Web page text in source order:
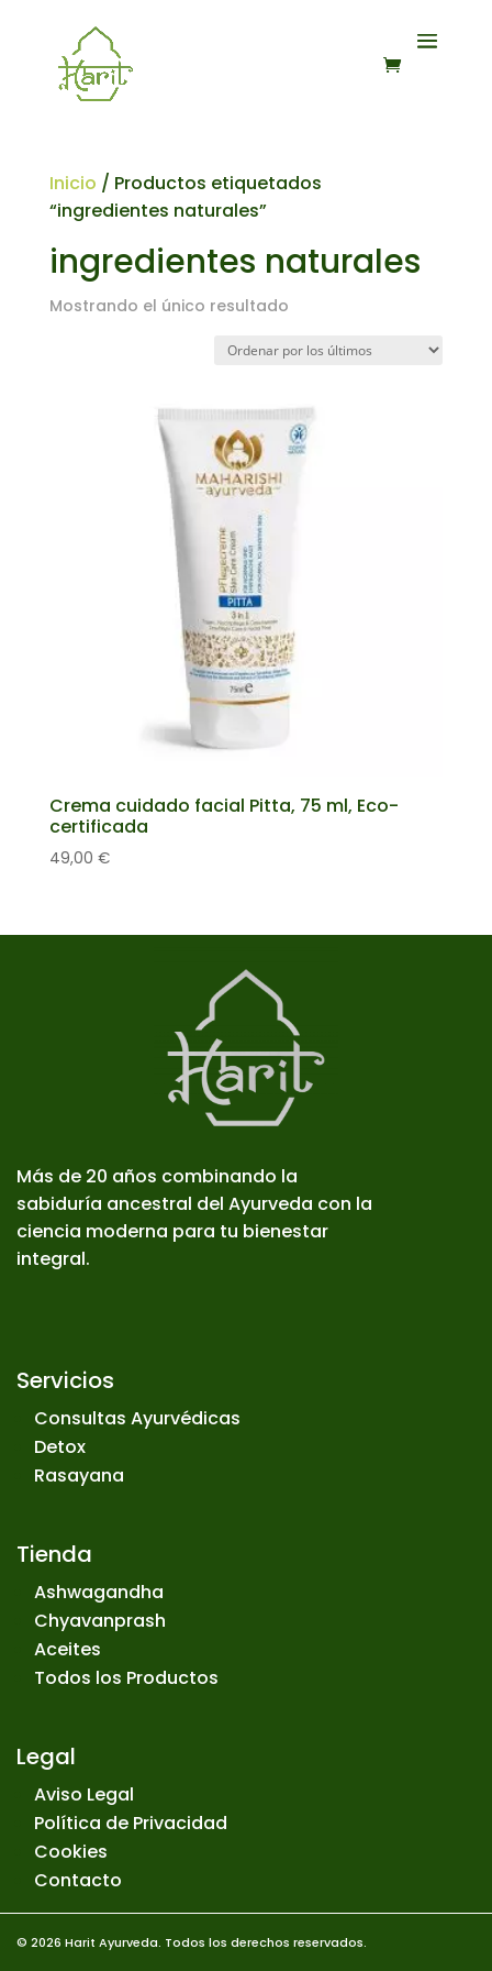
Inicio / Productos etiquetados
“ingredientes naturales”
ingredientes naturales
Mostrando el único resultado
Crema cuidado facial Pitta, 75 ml, Eco-
certificada
49,00 €
Más de 20 años combinando la
sabiduría ancestral del Ayurveda con la
ciencia moderna para tu bienestar
integral.
Servicios
Consultas Ayurvédicas
Detox
Rasayana
Tienda
Ashwagandha
Chyavanprash
Aceites
Todos los Productos
Legal
Aviso Legal
Política de Privacidad
Cookies
Contacto
© 2026 Harit Ayurveda. Todos los derechos reservados.